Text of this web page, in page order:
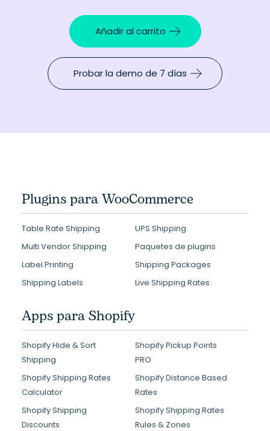
Añadir al carrito
Probar la demo de 7 días
Plugins para WooCommerce
Table Rate Shipping
UPS Shipping
Multi Vendor Shipping
Paquetes de plugins
Label Printing
Shipping Packages
Shipping Labels
Live Shipping Rates
Apps para Shopify
Shopify Hide & Sort
Shipping
Shopify Pickup Points
PRO
Shopify Shipping Rates
Calculator
Shopify Distance Based
Rates
Shopify Shipping
Discounts
Shopify Shipping Rates
Rules & Zones